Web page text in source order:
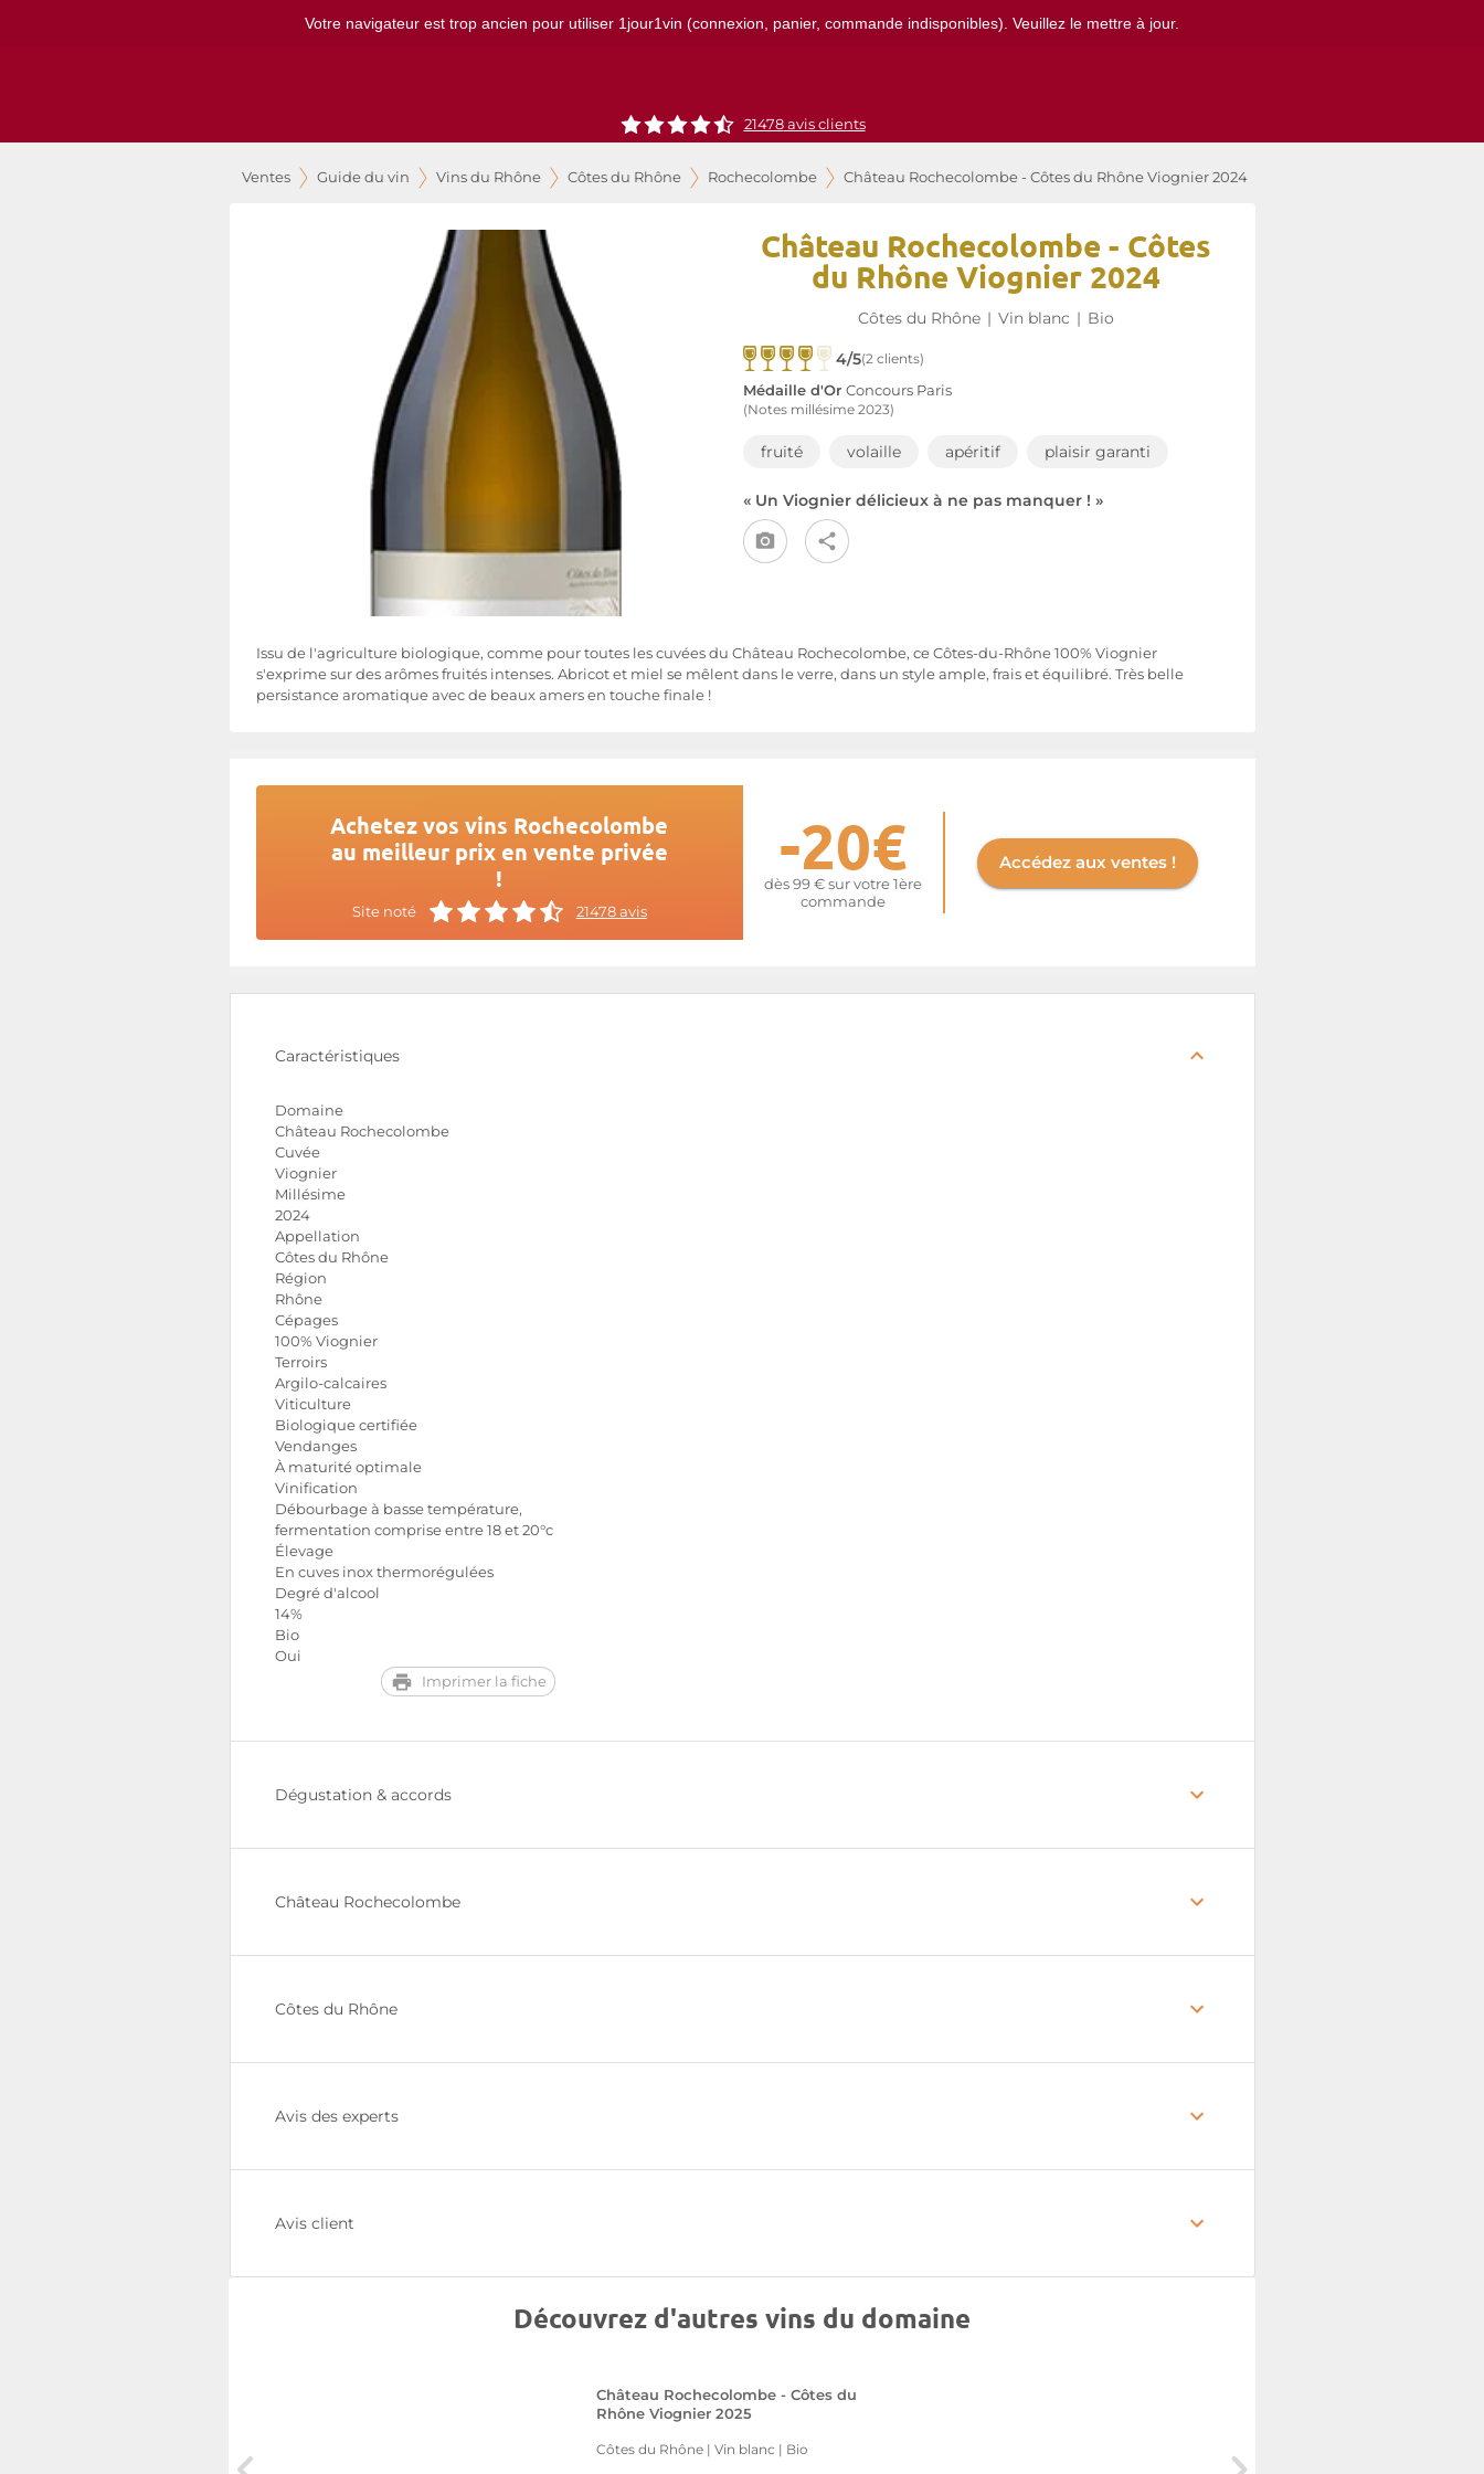
Votre navigateur est trop ancien pour utiliser 1jour1vin (connexion, panier, commande indisponibles). Veuillez le mettre à jour.
21478avis clients
Ventes Guide du vin Vins du Rhône Côtes du Rhône Rochecolombe Château Rochecolombe - Côtes du Rhône Viognier 2024
Château Rochecolombe - Côtes
du Rhône Viognier 2024
Côtes du Rhône | Vin blanc | Bio
4/5(2 clients)
Médaille d'Or Concours Paris
(Notes millésime 2023)
fruité volaille apéritif plaisir garanti
« Un Viognier délicieux à ne pas manquer ! »
Issu de l'agriculture biologique, comme pour toutes les cuvées du Château Rochecolombe, ce Côtes-du-Rhône 100% Viognier
s'exprime sur des arômes fruités intenses. Abricot et miel se mêlent dans le verre, dans un style ample, frais et équilibré. Très belle
persistance aromatique avec de beaux amers en touche finale !
Achetez vos vins Rochecolombe
au meilleur prix en vente privée
!
Site noté 21478 avis
-20€
dès 99 € sur votre 1ère
commande
Accédez aux ventes !
Caractéristiques
Domaine
Château Rochecolombe
Cuvée
Viognier
Millésime
2024
Appellation
Côtes du Rhône
Région
Rhône
Cépages
100% Viognier
Terroirs
Argilo-calcaires
Viticulture
Biologique certifiée
Vendanges
À maturité optimale
Vinification
Débourbage à basse température,
fermentation comprise entre 18 et 20°c
Élevage
En cuves inox thermorégulées
Degré d'alcool
14%
Bio
Oui
Imprimer la fiche
Dégustation & accords
Château Rochecolombe
Côtes du Rhône
Avis des experts
Avis client
Découvrez d'autres vins du domaine
Château Rochecolombe - Côtes du
Rhône Viognier 2025
Côtes du Rhône | Vin blanc | Bio